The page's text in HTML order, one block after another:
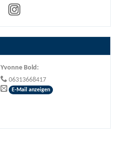
Yvonne Bold :
06313668417
E-Mail anzeigen